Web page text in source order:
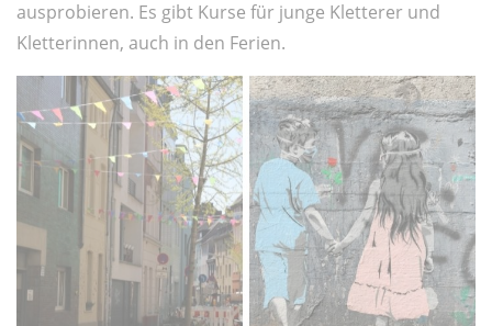
ausprobieren. Es gibt Kurse für junge Kletterer und
Kletterinnen, auch in den Ferien.